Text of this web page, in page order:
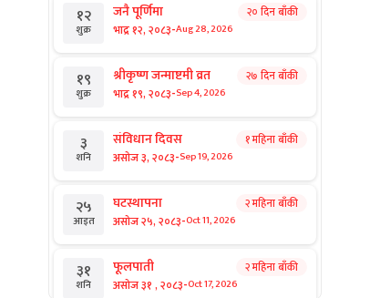
१२
शुक्र
जनै पूर्णिमा
भाद्र १२, २०८३-Aug 28, 2026
२० दिन बाँकी
१९
शुक्र
श्रीकृष्ण जन्माष्टमी व्रत
भाद्र १९, २०८३-Sep 4, 2026
२७ दिन बाँकी
३
शनि
संविधान दिवस
असोज ३, २०८३-Sep 19, 2026
१ महिना बाँकी
२५
आइत
घटस्थापना
असोज २५, २०८३-Oct 11, 2026
२ महिना बाँकी
३१
शनि
फूलपाती
असोज ३१ , २०८३-Oct 17, 2026
२ महिना बाँकी